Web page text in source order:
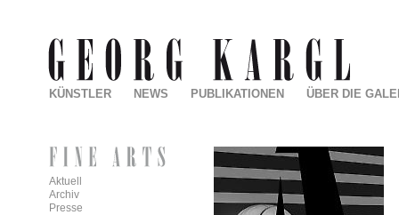
KÜNSTLER NEWS PUBLIKATIONEN ÜBER DIE
Aktuell
Archiv
Presse